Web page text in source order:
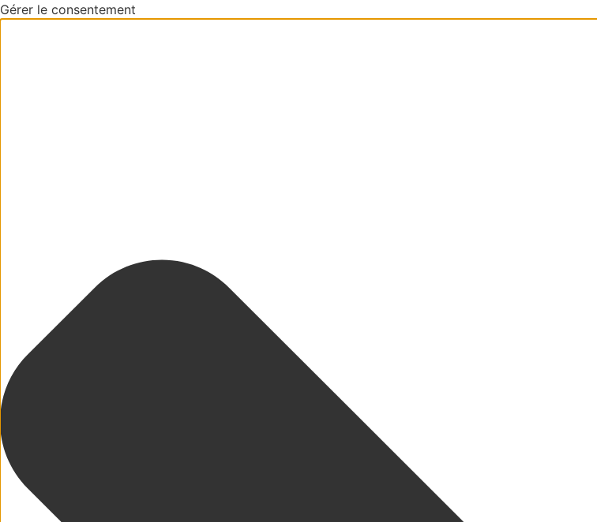
Gérer le consentement